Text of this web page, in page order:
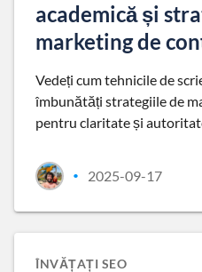
academică și
marketing de
Vedeți cum tehnicile de
îmbunătăți strategiile de
pentru claritate și
• 2025-09-17
ÎNVĂȚAȚI SEO